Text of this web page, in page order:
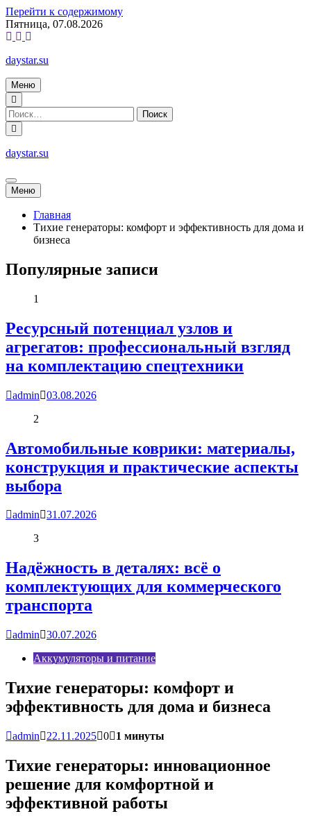
Перейти к содержимому
Пятница, 07.08.2026
daystar.su
Меню
daystar.su
Меню
Главная
Тихие генераторы: комфорт и эффективность для дома и
бизнеса
Популярные записи
1
Ресурсный потенциал узлов и
агрегатов: профессиональный взгляд
на комплектацию спецтехники
admin
03.08.2026
2
Автомобильные коврики: материалы,
конструкция и практические аспекты
выбора
admin 31.07.2026
3
Надёжность в деталях: всё о
комплектующих для коммерческого
транспорта
admin
30.07.2026
Аккумуляторы и питание
Тихие генераторы: комфорт и
эффективность для дома и бизнеса
admin 22.11.2025 0 1 минуты
Тихие генераторы: инновационное
решение для комфортной и
эффективной работы